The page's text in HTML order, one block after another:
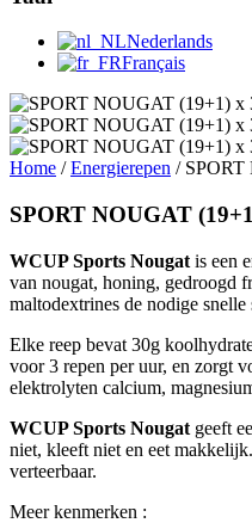
Nederlands
Français
Home /Energierepen / SPORT
SPORT NOUGAT
WCUP Sports Nougat is een
van nougat, honing, gedroogd
maltodextrines de nodige
Elke reep bevat 30g
voor 3 repen per uur, en zorgt
elektrolyten calcium,
WCUP Sports Nougat geeft
niet, kleeft niet en eet
verteerbaar.
Meer kenmerken :